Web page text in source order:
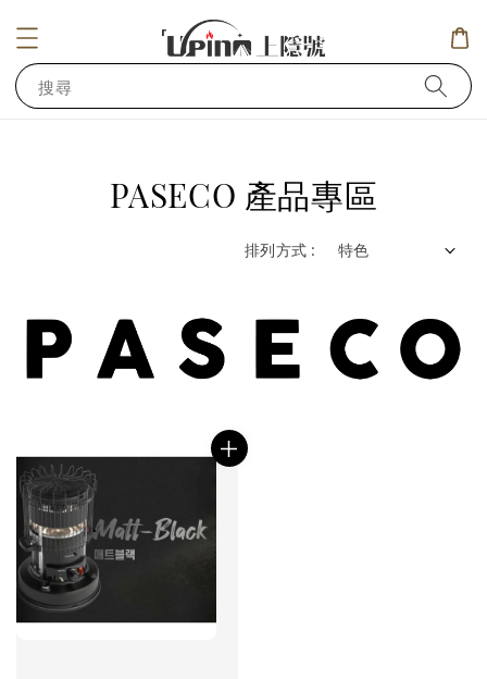
搜尋
PASECO 產品專區
排列方式 :